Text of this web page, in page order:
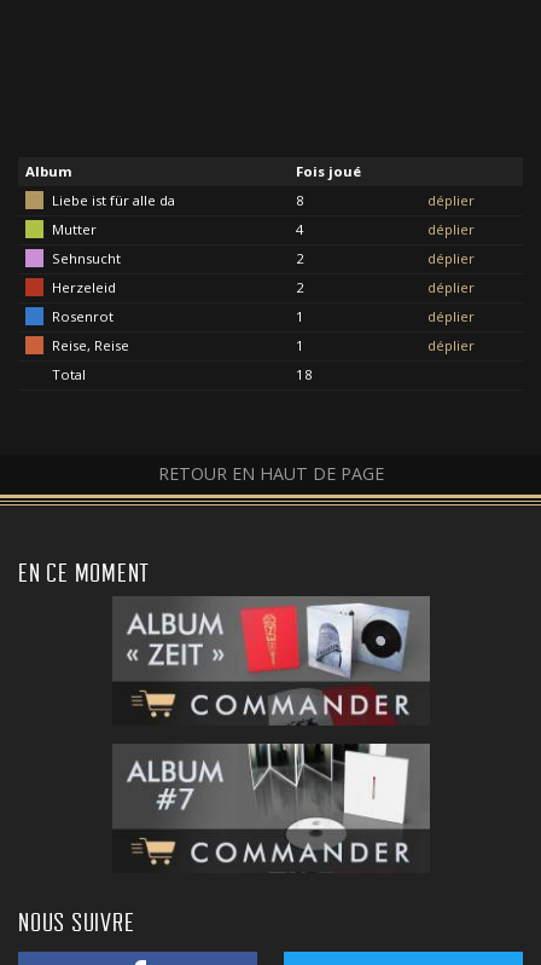
Album
Fois joué
Liebe ist für alle da
8
déplier
Mutter
4
déplier
Sehnsucht
2
déplier
Herzeleid
2
déplier
Rosenrot
1
déplier
Reise, Reise
1
déplier
Total
18
RETOUR EN HAUT DE PAGE
EN CE MOMENT
NOUS SUIVRE